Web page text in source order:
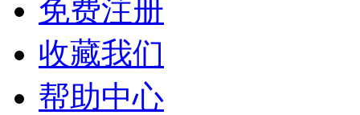
免费注册
收藏我们
帮助中心